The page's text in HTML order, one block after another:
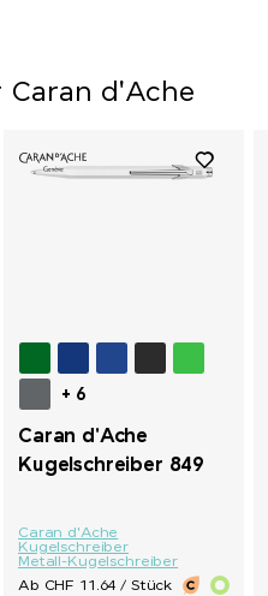
d'Ache
+ 6
Caran d'Ache
Kugelschreiber 849
Caran d'Ache
Kugelschreiber
Metall-Kugelschreiber
Ab CHF 11.64 / Stück